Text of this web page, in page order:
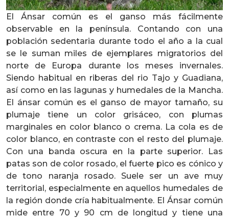
El Ánsar común es el ganso más fácilmente
observable en la península. Contando con una
población sedentaria durante todo el año a la cual
se le suman miles de ejemplares migratorios del
norte de Europa durante los meses invernales.
Siendo habitual en riberas del rio Tajo y Guadiana,
así como en las lagunas y humedales de la Mancha.
El ánsar común es el ganso de mayor tamaño, su
plumaje tiene un color grisáceo, con plumas
marginales en color blanco o crema. La cola es de
color blanco, en contraste con el resto del plumaje.
Con una banda oscura en la parte superior. Las
patas son de color rosado, el fuerte pico es cónico y
de tono naranja rosado. Suele ser un ave muy
territorial, especialmente en aquellos humedales de
la región donde cría habitualmente. El Ánsar común
mide entre 70 y 90 cm de longitud y tiene una